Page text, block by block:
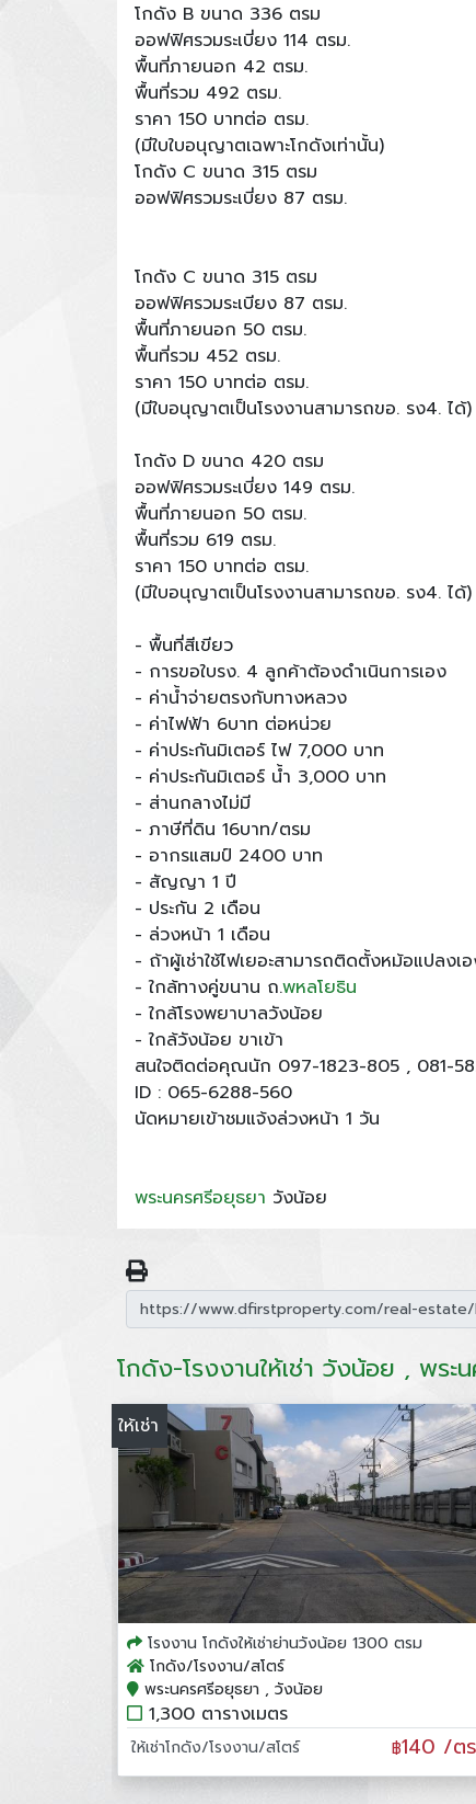
โกดัง B ขนาด 336 ตรม
ออฟฟิศรวมระเบี่ยง 114 ตรม.
พื้นที่ภายนอก 42 ตรม.
พื้นที่รวม 492 ตรม.
ราคา 150 บาทต่อ ตรม.
(มีใบใบอนุญาตเฉพาะโกดังเท่านั้น)
โกดัง C ขนาด 315 ตรม
ออฟฟิศรวมระเบี่ยง 87 ตรม.
โกดัง C ขนาด 315 ตรม
ออฟฟิศรวมระเบียง 87 ตรม.
พื้นที่ภายนอก 50 ตรม.
พื้นที่รวม 452 ตรม.
ราคา 150 บาทต่อ ตรม.
(มีใบอนุญาตเป็นโรงงานสามารถขอ. รง4. ได้)
โกดัง D ขนาด 420 ตรม
ออฟฟิศรวมระเบี่ยง 149 ตรม.
พื้นที่ภายนอก 50 ตรม.
พื้นที่รวม 619 ตรม.
ราคา 150 บาทต่อ ตรม.
(มีใบอนุญาตเป็นโรงงานสามารถขอ. รง4. ได้)
- พื้นที่สีเขียว
- การขอใบรง. 4 ลูกค้าต้องดำเนินการเอง
- ค่าน้ำจ่ายตรงกับทางหลวง
- ค่าไฟฟ้า 6บาท ต่อหน่วย
- ค่าประกันมิเตอร์ ไฟ 7,000 บาท
- ค่าประกันมิเตอร์ น้ำ 3,000 บาท
- ส่านกลางไม่มี
- ภาษีที่ดิน 16บาท/ตรม
- อากรแสมป์ 2400 บาท
- สัญญา 1 ปี
- ประกัน 2 เดือน
- ล่วงหน้า 1 เดือน
- ถ้าผู้เช่าใช้ไฟเยอะสามารถติดตั้งหม้อแปลงเ
- ใกล้ทางคู่ขนาน ถ.พหลโยธิน
- ใกล้โรงพยาบาลวังน้อย
- ใกล้วังน้อย ขาเข้า
สนใจติดต่อคุณนัก 097-1823-805 , 081-
ID : 065-6288-560
นัดหมายเข้าชมแจ้งล่วงหน้า 1 วัน
พระนครศรีอยุธยา วังน้อย
โกดัง-โรงงานให้เช่า วังน้อย , พระ
ให้เช่า
โรงงาน โกดังให้เช่าย่านวังน้อย 1300 ตรม
โกดัง/โรงงาน/สโตร์
พระนครศรีอยุธยา , วังน้อย
1,300 ตารางเมตร
ให้เช่าโกดัง/โรงงาน/สโตร์ ฿140 /ต